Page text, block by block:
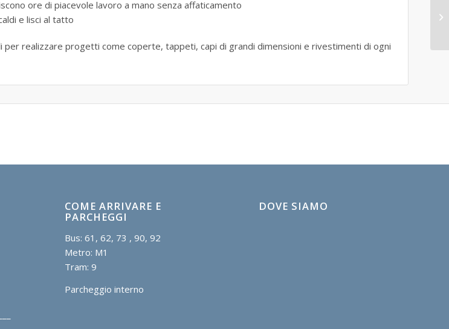
ore di piacevole lavoro a mano senza affaticamento
e lisci al tatto
per realizzare progetti come coperte, tappeti, capi di grandi dimensioni e rivestimenti di ogni
COME ARRIVARE E
PARCHEGGI
Bus: 61, 62, 73 , 90, 92
Metro: M1
Tram: 9
Parcheggio interno
DOVE SIAMO